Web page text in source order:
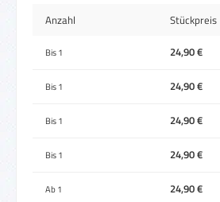
Anzahl Stückpreis
Bis1 24,90 €
Bis1 24,90 €
Bis1 24,90 €
Bis1 24,90 €
Ab1 24,90 €